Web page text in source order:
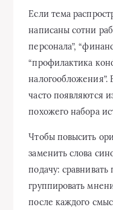
Если тема
написаны сотни
персонала”,
“профилактика
налогообложения”.
часто появляются
похожего набора
Чтобы повысить
заменить слова
подачу:
группировать
после каждого